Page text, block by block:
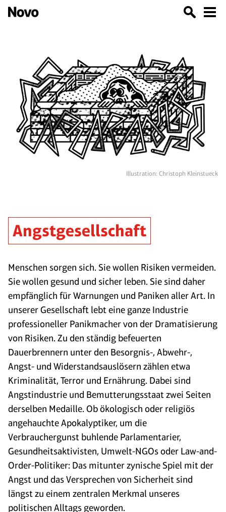
Illustration: Christoph Kleinstueck
Angstgesellschaft
Menschen sorgen sich. Sie wollen Risiken vermeiden.
Sie wollen gesund und sicher leben. Sie sind daher
empfänglich für Warnungen und Paniken aller Art. In
unserer Gesellschaft lebt eine ganze Industrie
professioneller Panikmacher von der Dramatisierung
von Risiken. Zu den ständig befeuerten
Dauerbrennern unter den Besorgnis-, Abwehr-,
Angst- und Widerstandsauslösern zählen etwa
Kriminalität, Terror und Ernährung. Dabei sind
Angstindustrie und Bemutterungsstaat zwei Seiten
derselben Medaille. Ob ökologisch oder religiös
angehauchte Apokalyptiker, um die
Verbrauchergunst buhlende Parlamentarier,
Gesundheitsaktivisten, Umwelt-NGOs oder Law-and-
Order-Politiker: Das mitunter zynische Spiel mit der
Angst und das Versprechen von Sicherheit sind
längst zu einem zentralen Merkmal unseres
politischen Alltags geworden.